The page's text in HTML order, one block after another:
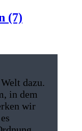
(7)
dazu.
in dem
wir